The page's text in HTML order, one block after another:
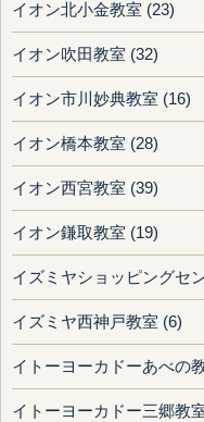
イオン北小金教室 (23)
イオン吹田教室 (32)
イオン市川妙典教室 (16)
イオン橋本教室 (28)
イオン西宮教室 (39)
イオン鎌取教室 (19)
イズミヤショッピングセ
イズミヤ西神戸教室 (6)
イトーヨーカドーあべの
イトーヨーカドー三郷教